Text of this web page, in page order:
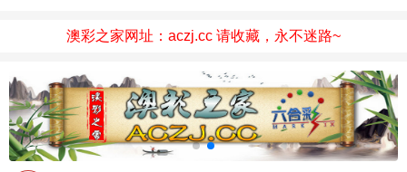
澳彩之家网址：aczj.cc 请收藏，永不迷路~